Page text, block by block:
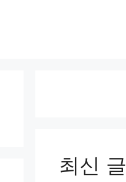
최신 글